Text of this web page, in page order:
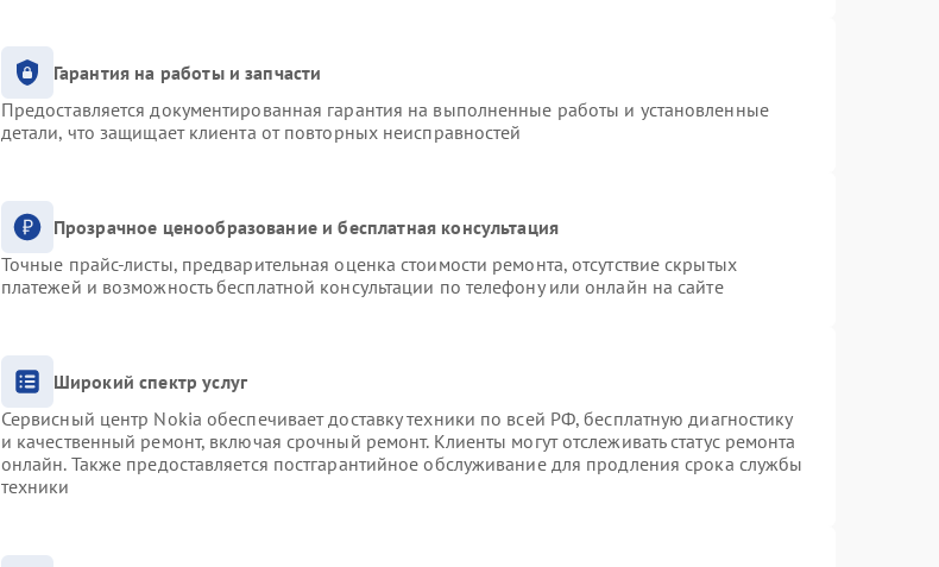
Гарантия на работы и запчасти
Предоставляется документированная гарантия на выполненные работы и установленные
детали, что защищает клиента от повторных неисправностей
Прозрачное ценообразование и бесплатная консультация
Точные прайс-листы, предварительная оценка стоимости ремонта, отсутствие скрытых
платежей и возможность бесплатной консультации по телефону или онлайн на сайте
Широкий спектр услуг
Сервисный центр Nokia обеспечивает доставку техники по всей РФ, бесплатную диагностику
и качественный ремонт, включая срочный ремонт. Клиенты могут отслеживать статус ремонта
онлайн. Также предоставляется постгарантийное обслуживание для продления срока службы
техники